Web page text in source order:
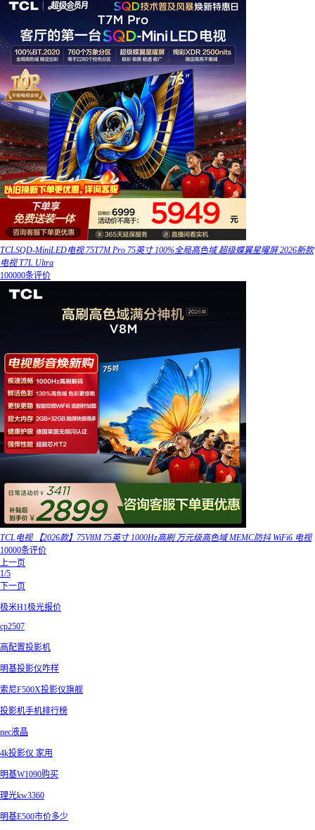
TCLSQD-MiniLED电视 75T7M Pro 75英寸 100%全局高色域 超级蝶翼星曜屏 2026新款
电视 T7L Ultra
100000条评价
TCL电视 【2026款】75V8M 75英寸 1000Hz高刷 万元级高色域 MEMC防抖 WiFi6 电视
10000条评价
上一页
1/5
下一页
极米H1极光报价
cp2507
高配置投影机
明基投影仪咋样
索尼F500X投影仪旗舰
投影机手机排行榜
nec液晶
4k投影仪 家用
明基W1090购买
理光kw3360
明基E500市价多少